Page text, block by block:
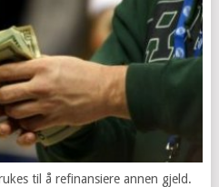
til å refinansiere annen gjeld.